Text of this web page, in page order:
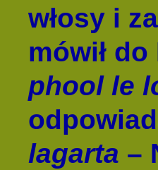
włosy i
mówił
phool le
lagarta –